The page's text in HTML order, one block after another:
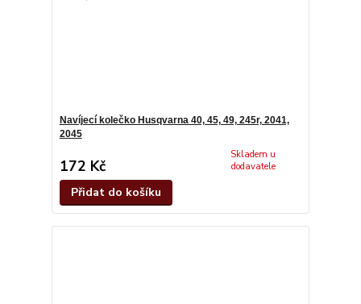
Navíjecí kolečko Husqvarna 40, 45, 49, 245r, 2041,
2045
172 Kč
Skladem u
dodavatele
Přidat do košíku